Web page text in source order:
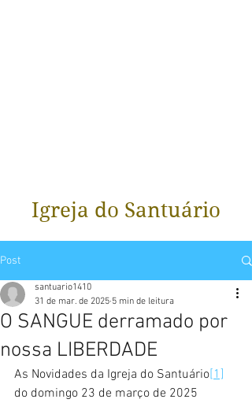
Igreja do Santuário
Post
O SANGUE derramado por
nossa LIBERDADE
santuario1410
31 de mar. de 2025 5 min de leitura
As Novidades da Igreja do Santuário[1]
do domingo 23 de março de 2025